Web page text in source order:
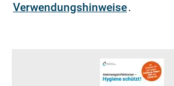
Verwendungshinweise.